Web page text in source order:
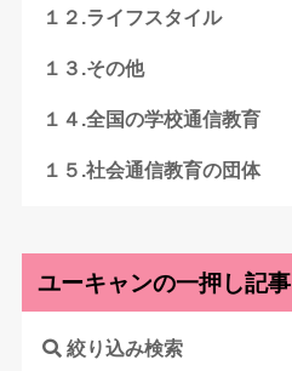
１２.ライフスタイル
１３.その他
１４.全国の学校通信教育
１５.社会通信教育の団体
ユーキャンの一押し記事
絞り込み検索